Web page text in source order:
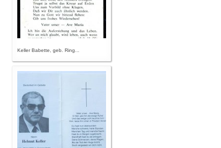
Keller Babette, geb. Ring...